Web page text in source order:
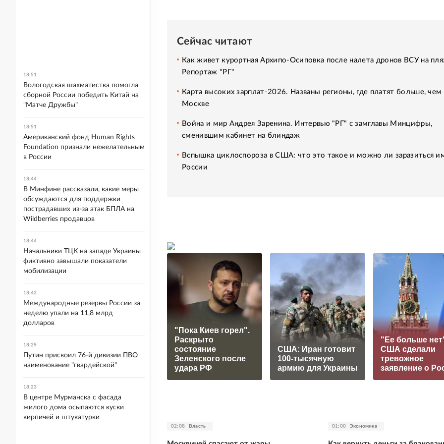
Сейчас читают
Как живет курортная Архипо-Осиповка после налета дронов ВСУ на
Репортаж "РГ"
Карта высоких зарплат-2026. Названы регионы, где платят больше, чем
Москве
Война и мир Андрея Заренина. Интервью "РГ" с замглавы Минцифры,
сменившим кабинет на блиндаж
Вспышка циклоспороза в США: что это такое и можно ли заразиться
России
"Пока Киев горел".
Раскрыто
состояние
Зеленского после
удара РФ
США: Иран готовит
100-тысячную
армию для Украины
"Ее больше
США сделали
тревожное
заявление о
02:08 Власть 01:00 Экономика
18:51
Вологодская шахматистка помогла
сборной России победить Китай на
"Матче Дружбы"
18:51
Американский фонд Human Rights
Foundation признали нежелательным
в России
18:44
В Минфине рассказали, какие меры
обсуждаются для поддержки
пострадавших из-за атак БПЛА на
Wildberries продавцов
18:44
Начальники ТЦК на западе Украины
фиктивно завышали показатели
мобилизации
18:42
Международные резервы России за
неделю упали на 11,8 млрд
долларов
18:29
Путин присвоил 76-й дивизии ПВО
наименование "гвардейской"
18:23
В центре Мурманска с фасада
жилого дома осыпаются куски
кирпичей и штукатурки